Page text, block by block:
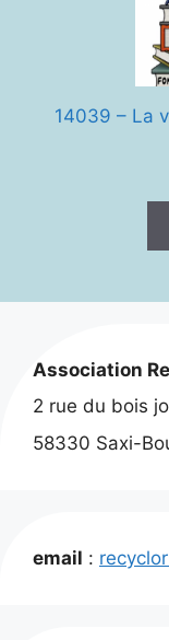
14039 – La
Association
2 rue du bois
58330 Saxi-
email :